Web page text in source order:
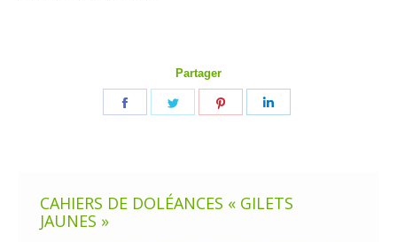
Partager
Partager Partager Partager
CAHIERS DE DOLÉANCES « GILETS
JAUNES »